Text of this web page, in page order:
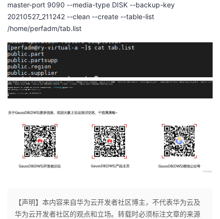
master-port 9090 --media-type DISK --backup-key
20210527_211242 --clean --create --table-list
/home/perfadm/tab.list
【声明】本内容来自华为云开发者社区博主，不代表华为云及
华为云开发者社区的观点和立场。转载时必须标注文章的来源